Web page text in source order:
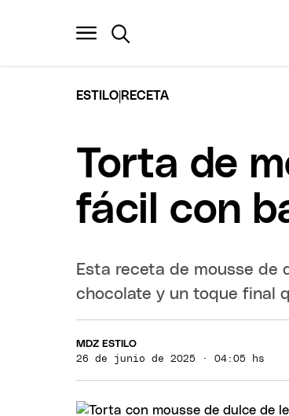
ESTILO RECETA
Torta de
fácil con
Esta receta de mousse de
chocolate y un toque final
MDZ ESTILO
26 de junio de 2025 · 04:05 hs